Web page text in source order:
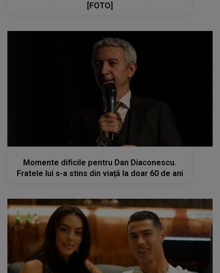
[FOTO]
kanald2.ro
Momente dificile pentru Dan Diaconescu.
Fratele lui s-a stins din viață la doar 60 de ani